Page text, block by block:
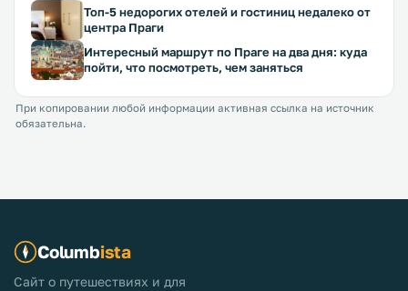
Топ-5 недорогих отелей и гостиниц недалеко от
центра Праги
Интересный маршрут по Праге на два дня: куда
пойти, что посмотреть, чем заняться
При копировании любой информации активная ссылка на источник
обязательна.
Columbista
Сайт о путешествиях и для